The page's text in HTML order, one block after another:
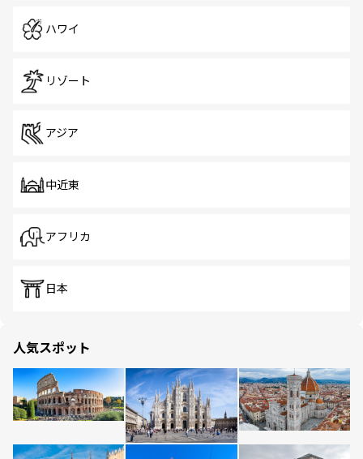
ハワイ
リゾート
アジア
中近東
アフリカ
日本
人気スポット